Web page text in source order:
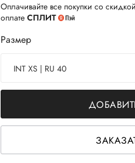
Оплачивайте все покупки со
оплате СПЛИТ
Размер
INT XS | RU 40